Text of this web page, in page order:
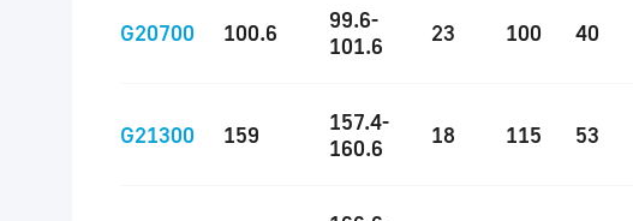
G20700 100.6
99.6-
101.6
23 100 40
G21300 159
157.4-
160.6
18 115 53